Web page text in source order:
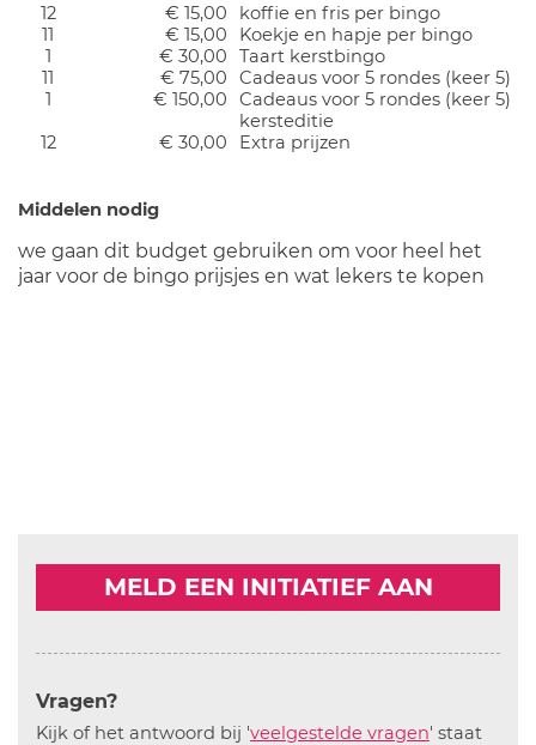
12
€ 15,00
koffie en fris per bingo
11
€ 15,00
Koekje en hapje per bingo
1
€ 30,00
Taart kerstbingo
11
€ 75,00
Cadeaus voor 5 rondes (keer 5)
1
€ 150,00
Cadeaus voor 5 rondes (keer 5)
kersteditie
12
€ 30,00 Extra prijzen
Middelen nodig
we gaan dit budget gebruiken om voor heel het
jaar voor de bingo prijsjes en wat lekers te kopen
MELD EEN INITIATIEF AAN
Vragen?
Kijk of het antwoord bij 'veelgestelde vragen' staat